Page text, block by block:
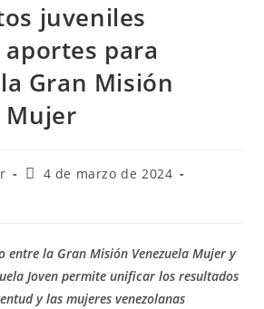
juveniles
para
Gran Misión
Mujer
4 de marzo de 2024
entre la Gran Misión Venezuela Mujer y
Joven permite unificar los resultados
y las mujeres venezolanas